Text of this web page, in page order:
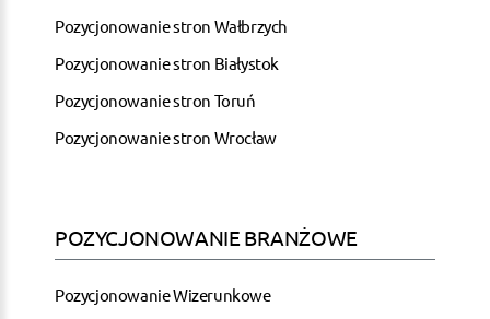
Pozycjonowanie stron Wałbrzych
Pozycjonowanie stron Białystok
Pozycjonowanie stron Toruń
Pozycjonowanie stron Wrocław
POZYCJONOWANIE BRANŻOWE
Pozycjonowanie Wizerunkowe